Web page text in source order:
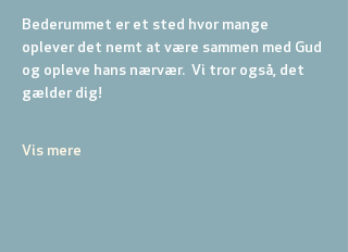
Bederummet er et sted hvor mange
oplever det nemt at være sammen med Gud
og opleve hans nærvær.  Vi tror også, det
gælder dig!
Vis mere